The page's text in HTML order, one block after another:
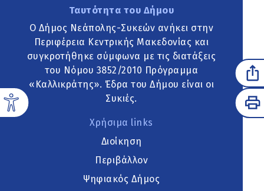
Ταυτότητα του Δήμου
Ο Δήμος Νεάπολης-Συκεών ανήκει στην
Περιφέρεια Κεντρικής Μακεδονίας και
συγκροτήθηκε σύμφωνα με τις διατάξεις
του Νόμου 3852/2010 Πρόγραμμα
«Καλλικράτης». Έδρα του Δήμου είναι οι
Συκιές.
Χρήσιμα links
Διοίκηση
Περιβάλλον
Ψηφιακός Δήμος